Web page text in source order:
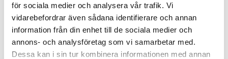
för sociala medier och analysera vår trafik. Vi
vidarebefordrar även sådana identifierare och annan
information från din enhet till de sociala medier och
annons- och analysföretag som vi samarbetar med.
Dessa kan i sin tur kombinera informationen med annan